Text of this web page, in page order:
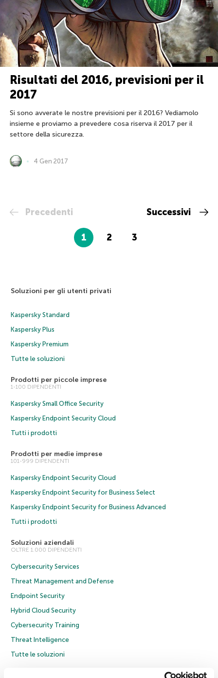
Risultati del 2016, previsioni per il
2017
Si sono avverate le nostre previsioni per il 2016? Vediamolo
insieme e proviamo a prevedere cosa riserva il 2017 per il
settore della sicurezza.
4 Gen 2017
Precedenti
1 2 3
Successivi
Soluzioni per gli utenti privati
Kaspersky Standard
Kaspersky Plus
Kaspersky Premium
Tutte le soluzioni
Prodotti per piccole imprese
1-100 DIPENDENTI
Kaspersky Small Office Security
Kaspersky Endpoint Security Cloud
Tutti i prodotti
Prodotti per medie imprese
101-999 DIPENDENTI
Kaspersky Endpoint Security Cloud
Kaspersky Endpoint Security for Business Select
Kaspersky Endpoint Security for Business Advanced
Tutti i prodotti
Soluzioni aziendali
OLTRE 1.000 DIPENDENTI
Cybersecurity Services
Threat Management and Defense
Endpoint Security
Hybrid Cloud Security
Cybersecurity Training
Threat Intelligence
Tutte le soluzioni